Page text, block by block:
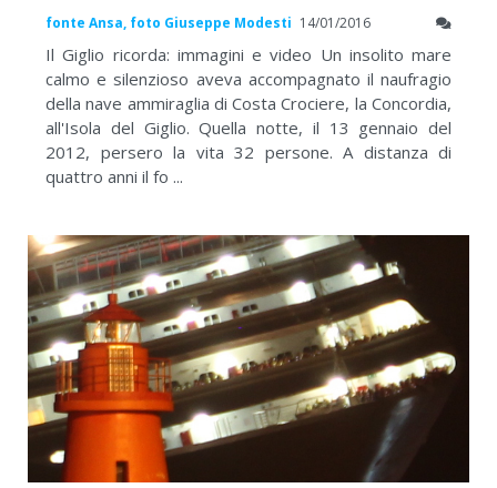
fonte Ansa, foto Giuseppe Modesti 14/01/2016
Il Giglio ricorda: immagini e video Un insolito mare
calmo e silenzioso aveva accompagnato il naufragio
della nave ammiraglia di Costa Crociere, la Concordia,
all'Isola del Giglio. Quella notte, il 13 gennaio del
2012, persero la vita 32 persone. A distanza di
quattro anni il fo ...